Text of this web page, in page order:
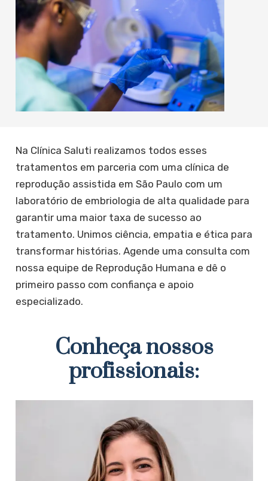
Na Clínica Saluti realizamos todos esses
tratamentos em parceria com uma clínica de
reprodução assistida em São Paulo com um
laboratório de embriologia de alta qualidade para
garantir uma maior taxa de sucesso ao
tratamento. Unimos ciência, empatia e ética para
transformar histórias. Agende uma consulta com
nossa equipe de Reprodução Humana e dê o
primeiro passo com confiança e apoio
especializado.
Conheça nossos
profissionais: